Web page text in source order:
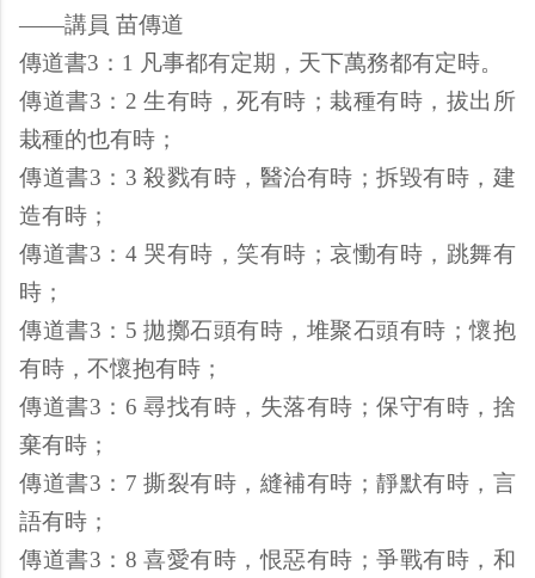
——講員 苗傳道
傳道書3：1 凡事都有定期，天下萬務都有定時。
傳道書3：2 生有時，死有時；栽種有時，拔出所
栽種的也有時；
傳道書3：3 殺戮有時，醫治有時；拆毀有時，建
造有時；
傳道書3：4 哭有時，笑有時；哀慟有時，跳舞有
時；
傳道書3：5 拋擲石頭有時，堆聚石頭有時；懷抱
有時，不懷抱有時；
傳道書3：6 尋找有時，失落有時；保守有時，捨
棄有時；
傳道書3：7 撕裂有時，縫補有時；靜默有時，言
語有時；
傳道書3：8 喜愛有時，恨惡有時；爭戰有時，和